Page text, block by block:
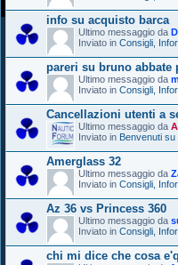
info su acquisto barca
Ultimo messaggio da
Inviato in Consigli,
pareri su bruno abbate
Ultimo messaggio da
Inviato in Consigli,
Cancellazioni utenti a
Ultimo messaggio da
Inviato in Benvenuti
Amerglass 32
Ultimo messaggio da
Inviato in Consigli,
Az 36 vs Princess 360
Ultimo messaggio da
Inviato in Consigli,
chi mi dice che cosa